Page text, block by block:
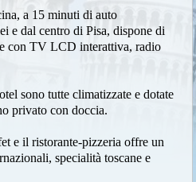
a 15 minuti di auto
e dal centro di Pisa, dispone di
con TV LCD interattiva, radio
sono tutte climatizzate e dotate
privato con doccia.
e il ristorante-pizzeria offre un
specialità toscane e